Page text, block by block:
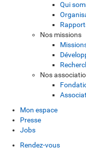
Qui
Nos missions
Nos
Mon espace
Presse
Jobs
Rendez-vous